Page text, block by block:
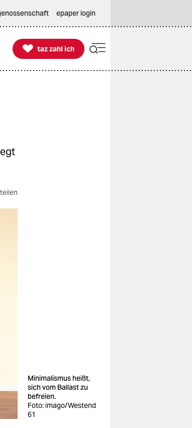
epaper login

taz zahl ich
taz zahl ich
teilen
Minimalismus heißt,
sich vom Ballast zu
befreien.
Foto: imago/Westend
61